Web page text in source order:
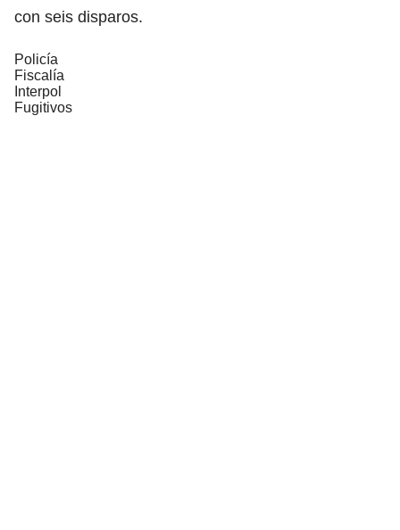
con seis disparos.
Policía
Fiscalía
Interpol
Fugitivos